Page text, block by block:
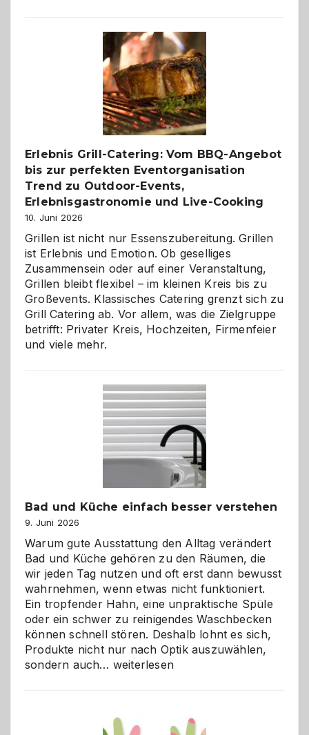
–
die
Gelegenheit,
neue
Reiseziele
zu
entdecken
Erlebnis Grill-Catering: Vom BBQ-Angebot
bis zur perfekten Eventorganisation
Trend zu Outdoor-Events,
Erlebnisgastronomie und Live-Cooking
10. Juni 2026
Grillen ist nicht nur Essenszubereitung. Grillen
ist Erlebnis und Emotion. Ob geselliges
Zusammensein oder auf einer Veranstaltung,
Grillen bleibt flexibel – im kleinen Kreis bis zu
Großevents. Klassisches Catering grenzt sich zu
Grill Catering ab. Vor allem, was die Zielgruppe
betrifft: Privater Kreis, Hochzeiten, Firmenfeier
und viele mehr.
Bad und Küche einfach besser verstehen
9. Juni 2026
Warum gute Ausstattung den Alltag verändert
Bad und Küche gehören zu den Räumen, die
wir jeden Tag nutzen und oft erst dann bewusst
wahrnehmen, wenn etwas nicht funktioniert.
Ein tropfender Hahn, eine unpraktische Spüle
oder ein schwer zu reinigendes Waschbecken
können schnell stören. Deshalb lohnt es sich,
Produkte nicht nur nach Optik auszuwählen,
sondern auch… Bad
besser
weiterlesen